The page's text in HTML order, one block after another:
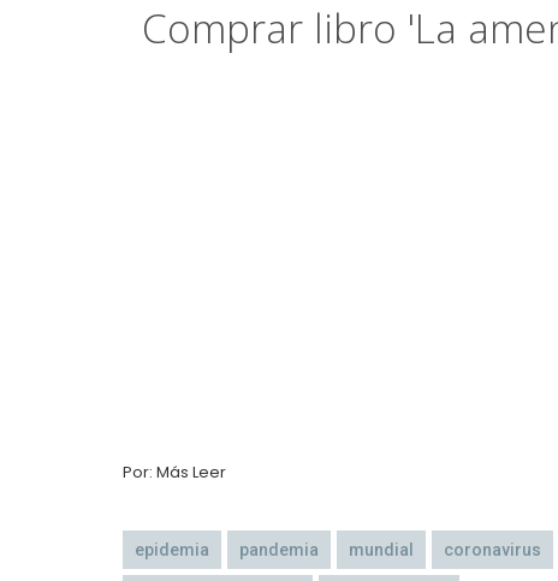
Comprar libro 'La
Por: Más Leer
epidemia pandemia mundial coronavirus